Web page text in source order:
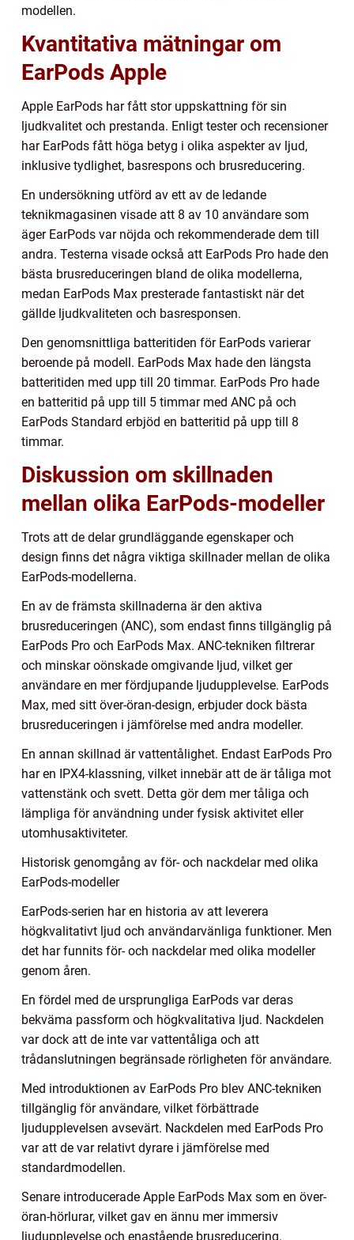
modellen.
Kvantitativa mätningar om
EarPods Apple
Apple EarPods har fått stor uppskattning för sin
ljudkvalitet och prestanda. Enligt tester och recensioner
har EarPods fått höga betyg i olika aspekter av ljud,
inklusive tydlighet, basrespons och brusreducering.
En undersökning utförd av ett av de ledande
teknikmagasinen visade att 8 av 10 användare som
äger EarPods var nöjda och rekommenderade dem till
andra. Testerna visade också att EarPods Pro hade den
bästa brusreduceringen bland de olika modellerna,
medan EarPods Max presterade fantastiskt när det
gällde ljudkvaliteten och basresponsen.
Den genomsnittliga batteritiden för EarPods varierar
beroende på modell. EarPods Max hade den längsta
batteritiden med upp till 20 timmar. EarPods Pro hade
en batteritid på upp till 5 timmar med ANC på och
EarPods Standard erbjöd en batteritid på upp till 8
timmar.
Diskussion om skillnaden
mellan olika EarPods-modeller
Trots att de delar grundläggande egenskaper och
design finns det några viktiga skillnader mellan de olika
EarPods-modellerna.
En av de främsta skillnaderna är den aktiva
brusreduceringen (ANC), som endast finns tillgänglig på
EarPods Pro och EarPods Max. ANC-tekniken filtrerar
och minskar oönskade omgivande ljud, vilket ger
användare en mer fördjupande ljudupplevelse. EarPods
Max, med sitt över-öran-design, erbjuder dock bästa
brusreduceringen i jämförelse med andra modeller.
En annan skillnad är vattentålighet. Endast EarPods Pro
har en IPX4-klassning, vilket innebär att de är tåliga mot
vattenstänk och svett. Detta gör dem mer tåliga och
lämpliga för användning under fysisk aktivitet eller
utomhusaktiviteter.
Historisk genomgång av för- och nackdelar med olika
EarPods-modeller
EarPods-serien har en historia av att leverera
högkvalitativt ljud och användarvänliga funktioner. Men
det har funnits för- och nackdelar med olika modeller
genom åren.
En fördel med de ursprungliga EarPods var deras
bekväma passform och högkvalitativa ljud. Nackdelen
var dock att de inte var vattentåliga och att
trådanslutningen begränsade rörligheten för användare.
Med introduktionen av EarPods Pro blev ANC-tekniken
tillgänglig för användare, vilket förbättrade
ljudupplevelsen avsevärt. Nackdelen med EarPods Pro
var att de var relativt dyrare i jämförelse med
standardmodellen.
Senare introducerade Apple EarPods Max som en över-
öran-hörlurar, vilket gav en ännu mer immersiv
ljudupplevelse och enastående brusreducering.